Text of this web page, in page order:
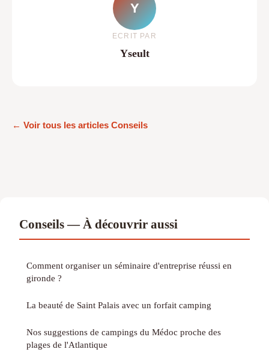
Y
ECRIT PAR
Yseult
← Voir tous les articles Conseils
Conseils — À découvrir aussi
Comment organiser un séminaire d'entreprise réussi en
gironde ?
La beauté de Saint Palais avec un forfait camping
Nos suggestions de campings du Médoc proche des
plages de l'Atlantique